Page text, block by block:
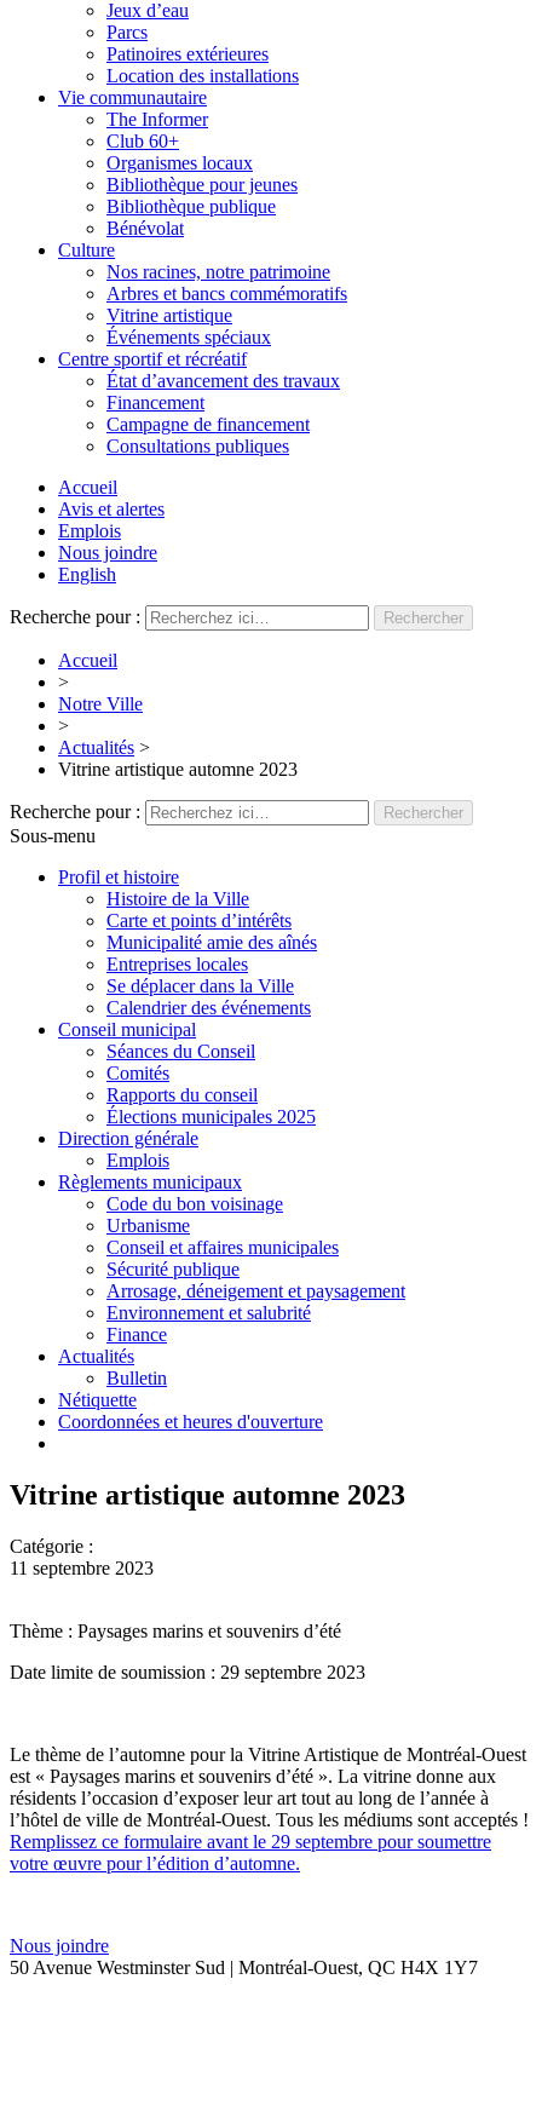
Jeux d’eau
Parcs
Patinoires extérieures
Location des installations
Vie communautaire
The Informer
Club 60+
Organismes locaux
Bibliothèque pour jeunes
Bibliothèque publique
Bénévolat
Culture
Nos racines, notre patrimoine
Arbres et bancs commémoratifs
Vitrine artistique
Événements spéciaux
Centre sportif et récréatif
État d’avancement des travaux
Financement
Campagne de financement
Consultations publiques
Accueil
Avis et alertes
Emplois
Nous joindre
English
Recherche pour :
Accueil
>
Notre Ville
>
Actualités >
Vitrine artistique automne 2023
Recherche pour :
Sous-menu
Profil et histoire
Histoire de la Ville
Carte et points d’intérêts
Municipalité amie des aînés
Entreprises locales
Se déplacer dans la Ville
Calendrier des événements
Conseil municipal
Séances du Conseil
Comités
Rapports du conseil
Élections municipales 2025
Direction générale
Emplois
Règlements municipaux
Code du bon voisinage
Urbanisme
Conseil et affaires municipales
Sécurité publique
Arrosage, déneigement et paysagement
Environnement et salubrité
Finance
Actualités
Bulletin
Nétiquette
Coordonnées et heures d'ouverture
Vitrine artistique automne 2023
Catégorie :
11 septembre 2023
Thème : Paysages marins et souvenirs d’été
Date limite de soumission : 29 septembre 2023
Le thème de l’automne pour la Vitrine Artistique de Montréal-Ouest
est « Paysages marins et souvenirs d’été ». La vitrine donne aux
résidents l’occasion d’exposer leur art tout au long de l’année à
l’hôtel de ville de Montréal-Ouest. Tous les médiums sont acceptés !
Remplissez ce formulaire avant le 29 septembre pour soumettre
votre œuvre pour l’édition d’automne.
Nous joindre
50 Avenue Westminster Sud | Montréal-Ouest, QC H4X 1Y7